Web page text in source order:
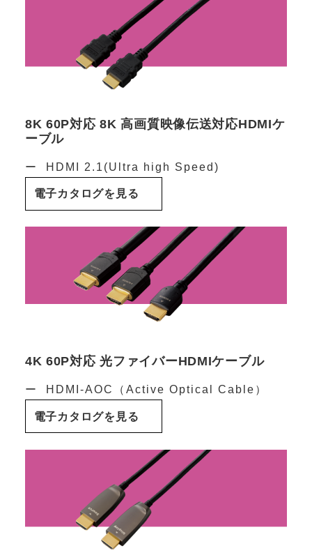
8K 60P対応 8K 高画質映像伝送対応HDMIケ
ーブル
HDMI 2.1(Ultra high Speed)
電子カタログを見る
4K 60P対応 光ファイバーHDMIケーブル
HDMI-AOC（Active Optical Cable）
電子カタログを見る